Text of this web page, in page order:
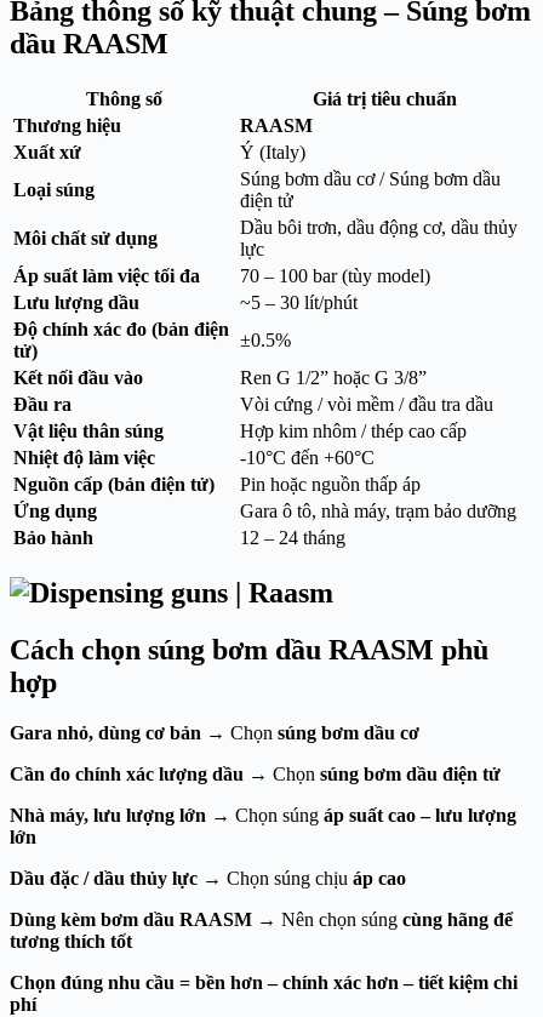
Bảng thông số kỹ thuật chung – Súng bơm
dầu RAASM
Thông số
Giá trị tiêu chuẩn
Thương hiệu
RAASM
Xuất xứ
Ý (Italy)
Loại súng
Súng bơm dầu cơ / Súng bơm dầu
điện tử
Môi chất sử dụng
Dầu bôi trơn, dầu động cơ, dầu thủy
lực
Áp suất làm việc tối đa
70 – 100 bar (tùy model)
Lưu lượng dầu
~5 – 30 lít/phút
Độ chính xác đo (bản điện
tử)
±0.5%
Kết nối đầu vào
Ren G 1/2” hoặc G 3/8”
Đầu ra
Vòi cứng / vòi mềm / đầu tra dầu
Vật liệu thân súng
Hợp kim nhôm / thép cao cấp
Nhiệt độ làm việc
-10°C đến +60°C
Nguồn cấp (bản điện tử)
Pin hoặc nguồn thấp áp
Ứng dụng
Gara ô tô, nhà máy, trạm bảo dưỡng
Bảo hành
12 – 24 tháng
Cách chọn súng bơm dầu RAASM phù
hợp
Gara nhỏ, dùng cơ bản → Chọn súng bơm dầu cơ
Cần đo chính xác lượng dầu → Chọn súng bơm dầu điện tử
Nhà máy, lưu lượng lớn → Chọn súng áp suất cao – lưu lượng
lớn
Dầu đặc / dầu thủy lực → Chọn súng chịu áp cao
Dùng kèm bơm dầu RAASM → Nên chọn súng cùng hãng để
tương thích tốt
Chọn đúng nhu cầu = bền hơn – chính xác hơn – tiết kiệm chi
phí